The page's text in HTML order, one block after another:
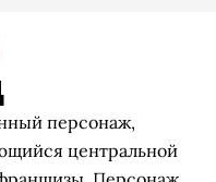
персонаж,
центральной